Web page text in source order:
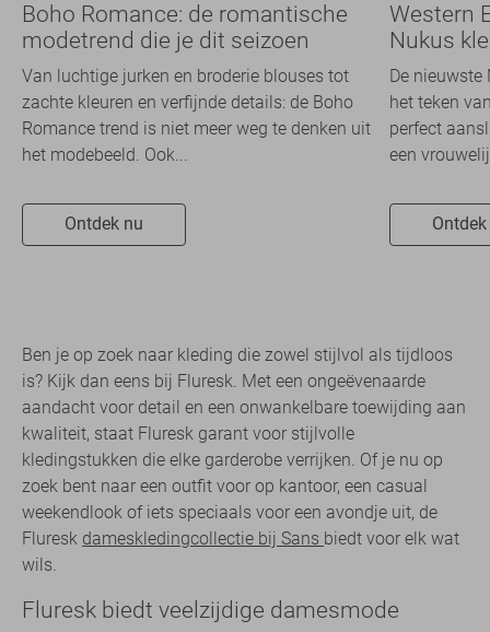
Boho Romance: de romantische
modetrend die je dit seizoen
overal ziet
Van luchtige jurken en broderie blouses tot
zachte kleuren en verfijnde details: de Boho
Romance trend is niet meer weg te denken uit
het modebeeld. Ook...
Ontdek nu
Western
Nukus
2026
De
het teken
perfect
een
Ben je op zoek naar kleding die zowel stijlvol als tijdloos
is? Kijk dan eens bij Fluresk. Met een ongeëvenaarde
aandacht voor detail en een onwankelbare toewijding aan
kwaliteit, staat Fluresk garant voor stijlvolle
kledingstukken die elke garderobe verrijken. Of je nu op
zoek bent naar een outfit voor op kantoor, een casual
weekendlook of iets speciaals voor een avondje uit, de
Fluresk dameskledingcollectie bij Sans biedt voor elk wat
wils.
Fluresk biedt veelzijdige damesmode